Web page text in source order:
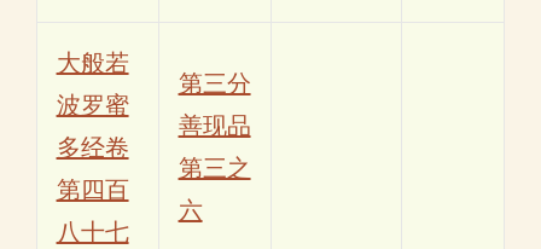
大般若
波罗蜜
多经卷
第四百
八十七
第三分
善现品
第三之
六